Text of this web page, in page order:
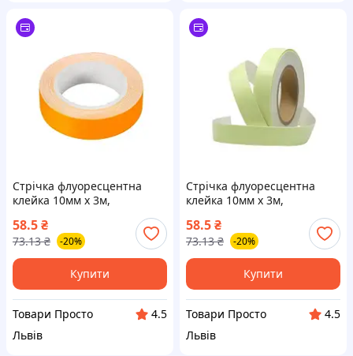
Стрічка флуоресцентна
клейка 10мм x 3м,
помаранчева
58.5₴
73.13 ₴ -20%
Купити
Товари Просто
4.5
Львів
Стрічка флуоресцентна
клейка 10мм x 3м,
зелена
58.5₴
73.13 ₴ -20%
Купити
Товари Просто
4.5
Львів